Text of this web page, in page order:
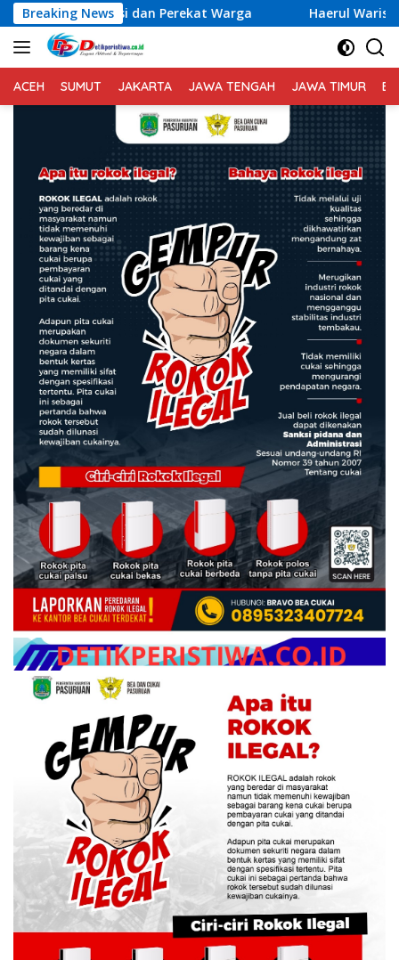
Langsung
ke
konten
Breaking News
Perekat Warga Haerul Warisin Tak Persoalkan ASN
ACEH SUMUT JAKARTA JAWA TENGAH JAWA TIMUR